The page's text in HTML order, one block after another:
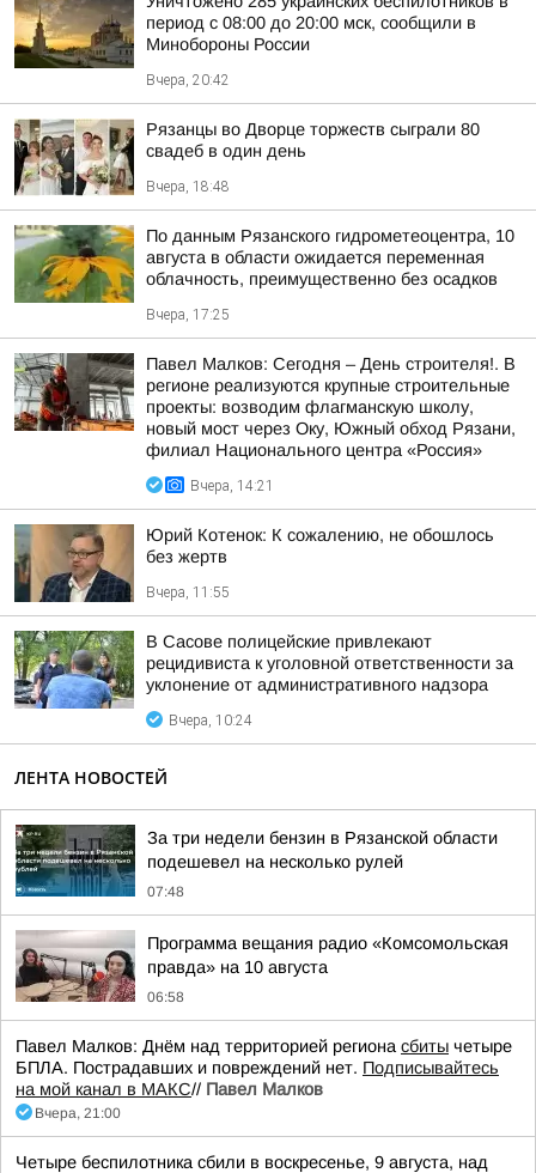
период с 08:00 до 20:00 мск, сообщили в
Минобороны России
Вчера, 20:42
Рязанцы во Дворце торжеств сыграли 80
свадеб в один день
Вчера, 18:48
По данным Рязанского гидрометеоцентра, 10
августа в области ожидается переменная
облачность, преимущественно без осадков
Вчера, 17:25
Павел Малков: Сегодня – День строителя!. В
регионе реализуются крупные строительные
проекты: возводим флагманскую школу,
новый мост через Оку, Южный обход Рязани,
филиал Национального центра «Россия»
Вчера, 14:21
Юрий Котенок: К сожалению, не обошлось
без жертв
Вчера, 11:55
В Сасове полицейские привлекают
рецидивиста к уголовной ответственности за
уклонение от административного надзора
Вчера, 10:24
ЛЕНТА НОВОСТЕЙ
За три недели бензин в Рязанской области
подешевел на несколько рулей
07:48
Программа вещания радио «Комсомольская
правда» на 10 августа
06:58
Павел Малков: Днём над территорией региона сбиты четыре
БПЛА. Пострадавших и повреждений нет. Подписывайтесь
на мой канал в МАКС// Павел Малков
Вчера, 21:00
Четыре беспилотника сбили в воскресенье, 9 августа, над